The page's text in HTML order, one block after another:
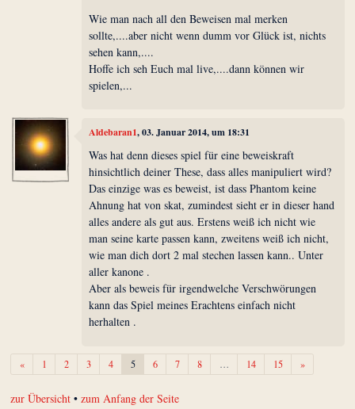
Wie man nach all den Beweisen mal merken
sollte,....aber nicht wenn dumm vor Glück ist, nichts
sehen kann,....
Hoffe ich seh Euch mal live,....dann können wir
spielen,...
Aldebaran1, 03. Januar 2014, um 18:31
Was hat denn dieses spiel für eine beweiskraft
hinsichtlich deiner These, dass alles manipuliert wird?
Das einzige was es beweist, ist dass Phantom keine
Ahnung hat von skat, zumindest sieht er in dieser hand
alles andere als gut aus. Erstens weiß ich nicht wie
man seine karte passen kann, zweitens weiß ich nicht,
wie man dich dort 2 mal stechen lassen kann.. Unter
aller kanone .
Aber als beweis für irgendwelche Verschwörungen
kann das Spiel meines Erachtens einfach nicht
herhalten .
«Zurück1 2 3 4 5 6 7 8 … 14 15 »Weiter
zur Übersicht •zum Anfang der Seite